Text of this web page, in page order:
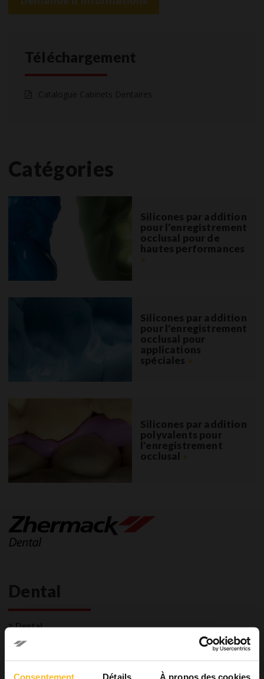
Consentement Détails À propos des cookies
Téléchargement
Catalogue Cabinets Dentaires
Catégories
Silicones par addition
pour l'enregistrement
occlusal pour de
hautes performances
»
Silicones par addition
pour l'enregistrement
occlusal pour
applications
spéciales »
Silicones par addition
polyvalents pour
l'enregistrement
occlusal »
Dental
Dental
Cabinets Dentaires